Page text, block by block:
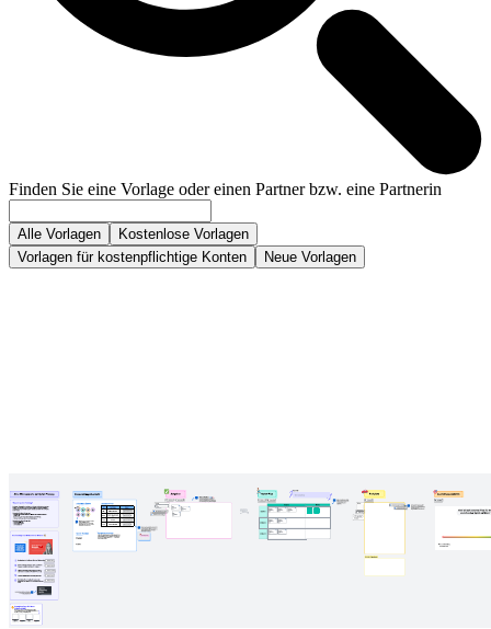
Finden Sie eine Vorlage oder einen Partner bzw. eine Partnerin
Alle Vorlagen
Kostenlose Vorlagen
Vorlagen für kostenpflichtige Konten
Neue Vorlagen